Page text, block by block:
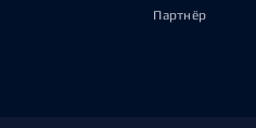
Партнёр